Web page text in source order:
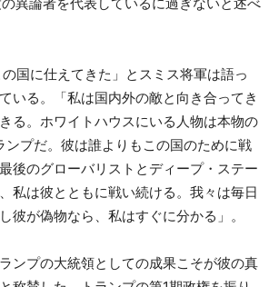
の国に仕えてきた」とスミス将軍は語っ
いる。「私は国内外の敵と向き合ってき
る。ホワイトハウスにいる人物は本物の
ンプだ。彼は誰よりもこの国のために戦
後のグローバリストとディープ・ステー
私は彼とともに戦い続ける。我々は毎日
彼が偽物なら、私はすぐに分かる」。
ンプの大統領としての成果こそが彼の真